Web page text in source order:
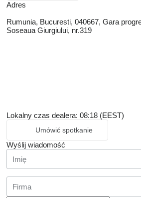
Adres
Rumunia, Bucuresti, 040667, Gara
Soseaua Giurgiului, nr.319
Lokalny czas dealera: 08:18 (EEST)
Umówić spotkanie
Wyślij wiadomość